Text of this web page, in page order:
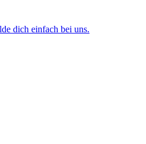
dich einfach bei uns.